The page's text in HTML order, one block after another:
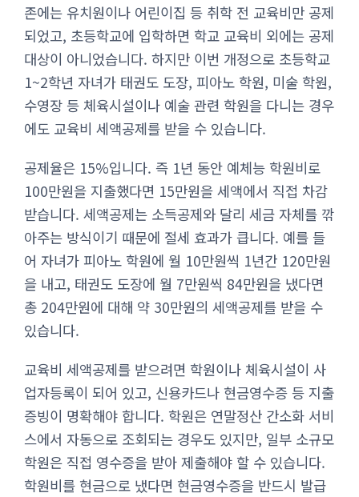
존에는 유치원이나 어린이집 등 취학 전 교육비만 공제
되었고, 초등학교에 입학하면 학교 교육비 외에는 공제
대상이 아니었습니다. 하지만 이번 개정으로 초등학교
1~2학년 자녀가 태권도 도장, 피아노 학원, 미술 학원,
수영장 등 체육시설이나 예술 관련 학원을 다니는 경우
에도 교육비 세액공제를 받을 수 있습니다.
공제율은 15%입니다. 즉 1년 동안 예체능 학원비로
100만원을 지출했다면 15만원을 세액에서 직접 차감
받습니다. 세액공제는 소득공제와 달리 세금 자체를 깎
아주는 방식이기 때문에 절세 효과가 큽니다. 예를 들
어 자녀가 피아노 학원에 월 10만원씩 1년간 120만원
을 내고, 태권도 도장에 월 7만원씩 84만원을 냈다면
총 204만원에 대해 약 30만원의 세액공제를 받을 수
있습니다.
교육비 세액공제를 받으려면 학원이나 체육시설이 사
업자등록이 되어 있고, 신용카드나 현금영수증 등 지출
증빙이 명확해야 합니다. 학원은 연말정산 간소화 서비
스에서 자동으로 조회되는 경우도 있지만, 일부 소규모
학원은 직접 영수증을 받아 제출해야 할 수 있습니다.
학원비를 현금으로 냈다면 현금영수증을 반드시 발급